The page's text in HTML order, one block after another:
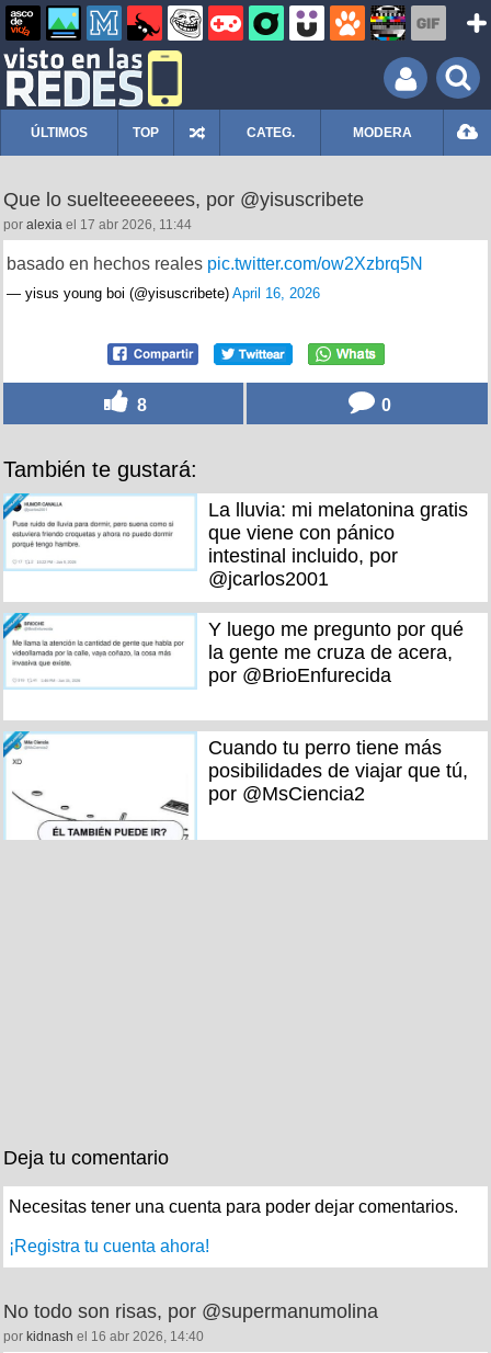
ÚLTIMOS TOP CATEG. MODERA
Que lo suelteeeeeees, por @yisuscribete
por alexia el 17 abr 2026, 11:44
basado en hechos reales pic.twitter.com/ow2Xzbrq5N
— yisus young boi (@yisuscribete) April 16, 2026
8 0
También te gustará:
La lluvia: mi melatonina gratis
que viene con pánico
intestinal incluido, por
@jcarlos2001
Y luego me pregunto por qué
la gente me cruza de acera,
por @BrioEnfurecida
Cuando tu perro tiene más
posibilidades de viajar que tú,
por @MsCiencia2
Deja tu comentario
Necesitas tener una cuenta para poder dejar comentarios.
¡Registra tu cuenta ahora!
No todo son risas, por @supermanumolina
por kidnash el 16 abr 2026, 14:40